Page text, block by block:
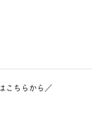
こちらから／